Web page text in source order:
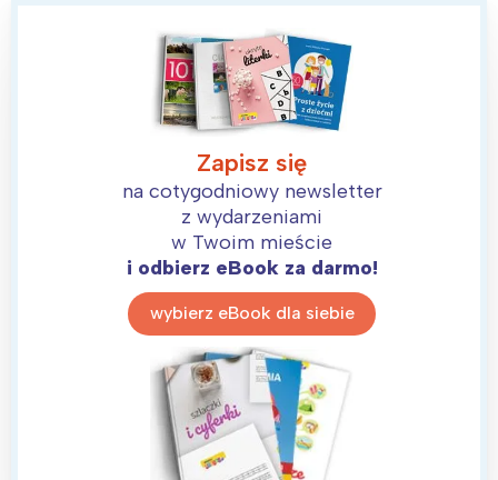
Zapisz się
na cotygodniowy newsletter
z wydarzeniami
w Twoim mieście
i odbierz eBook za darmo!
wybierz eBook dla siebie